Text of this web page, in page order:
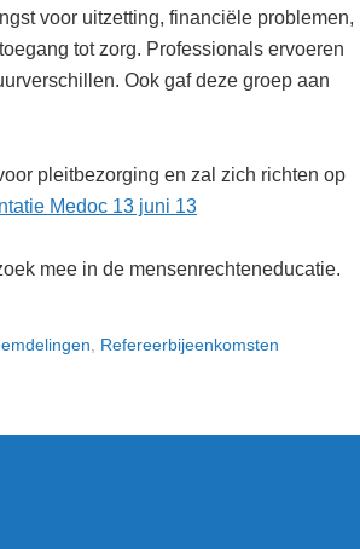
voor uitzetting, financiële problemen,
tot zorg. Professionals ervoeren
Ook gaf deze groep aan
pleitbezorging en zal zich richten op
Medoc 13 juni 13
mee in de mensenrechteneducatie.
Refereerbijeenkomsten